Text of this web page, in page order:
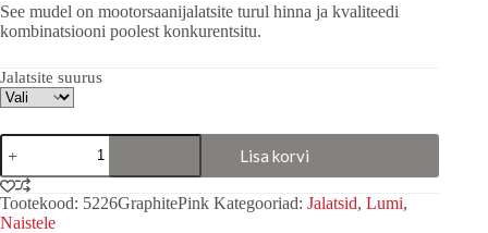
See mudel on mootorsaanijalatsite turul hinna ja kvaliteedi
kombinatsiooni poolest konkurentsitu.
Jalatsite suurus
Jalatsid
"Blizzard
Graphite"
Roosa
kogus
Lisa korvi
Tootekood: 5226GraphitePink Kategooriad: Jalatsid, Lumi,
Naistele